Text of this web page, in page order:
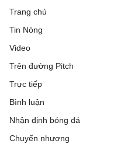
Debrecen
Riga FC
IFK Gothenburg
Trang chủ
Tin Nóng
Video
Trên đường Pitch
Trực tiếp
Bình luận
Nhận định bóng đá
Chuyển nhượng